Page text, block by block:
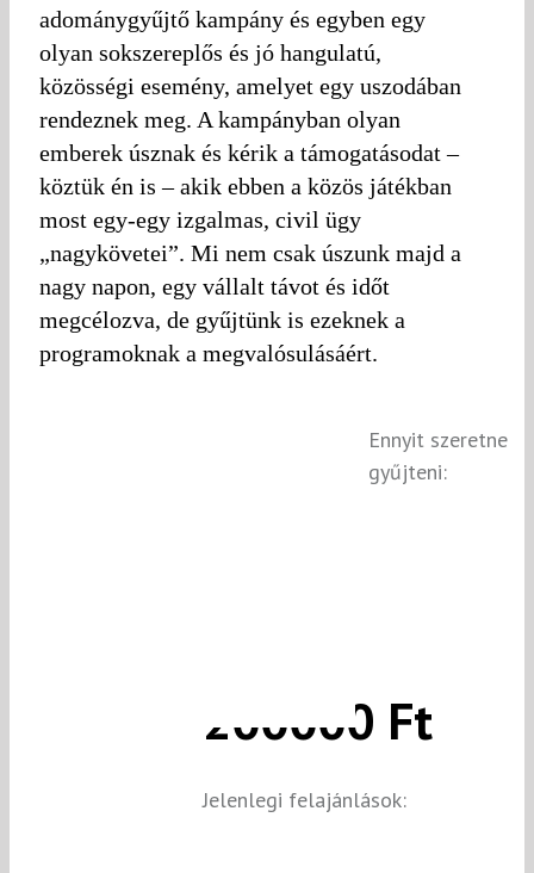
adománygyűjtő kampány és egyben egy
olyan sokszereplős és jó hangulatú,
közösségi esemény, amelyet egy uszodában
rendeznek meg. A kampányban olyan
emberek úsznak és kérik a támogatásodat –
köztük én is – akik ebben a közös játékban
most egy-egy izgalmas, civil ügy
„nagykövetei”. Mi nem csak úszunk majd a
nagy napon, egy vállalt távot és időt
megcélozva, de gyűjtünk is ezeknek a
programoknak a megvalósulásáért.
Ennyit szeretne
gyűjteni:
200000 Ft
Jelenlegi felajánlások: